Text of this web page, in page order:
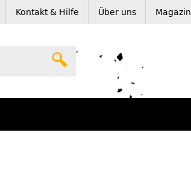
Kontakt & Hilfe Über uns Magazin